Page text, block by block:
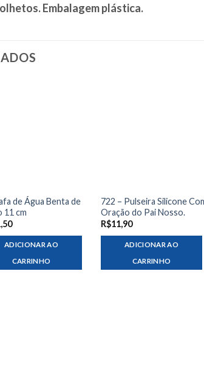
Embalagem plástica.
de Água Benta de
11 cm
ADICIONAR AO
CARRINHO
722 – Pulseira Silicone
Oração do Pai Nosso.
R$11,90
ADICIONAR AO
CARRINHO